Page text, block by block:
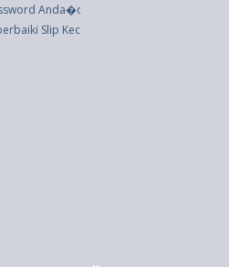
Anda�dan Apa yang Harus
Slip Kecantikan yang Mengerikan!